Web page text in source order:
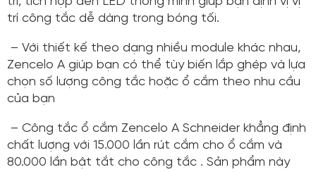
trí công tắc dễ dàng trong bóng tối.
– Với thiết kế theo dạng nhiều module khác nhau,
Zencelo A giúp bạn có thể tùy biến lắp ghép và lựa
chọn số lượng công tắc hoặc ổ cắm theo nhu cầu
của bạn
– Công tắc ổ cắm Zencelo A Schneider khẳng định
chất lượng với 15.000 lần rút cắm cho ổ cắm và
80.000 lần bật tắt cho công tắc . Sản phẩm này